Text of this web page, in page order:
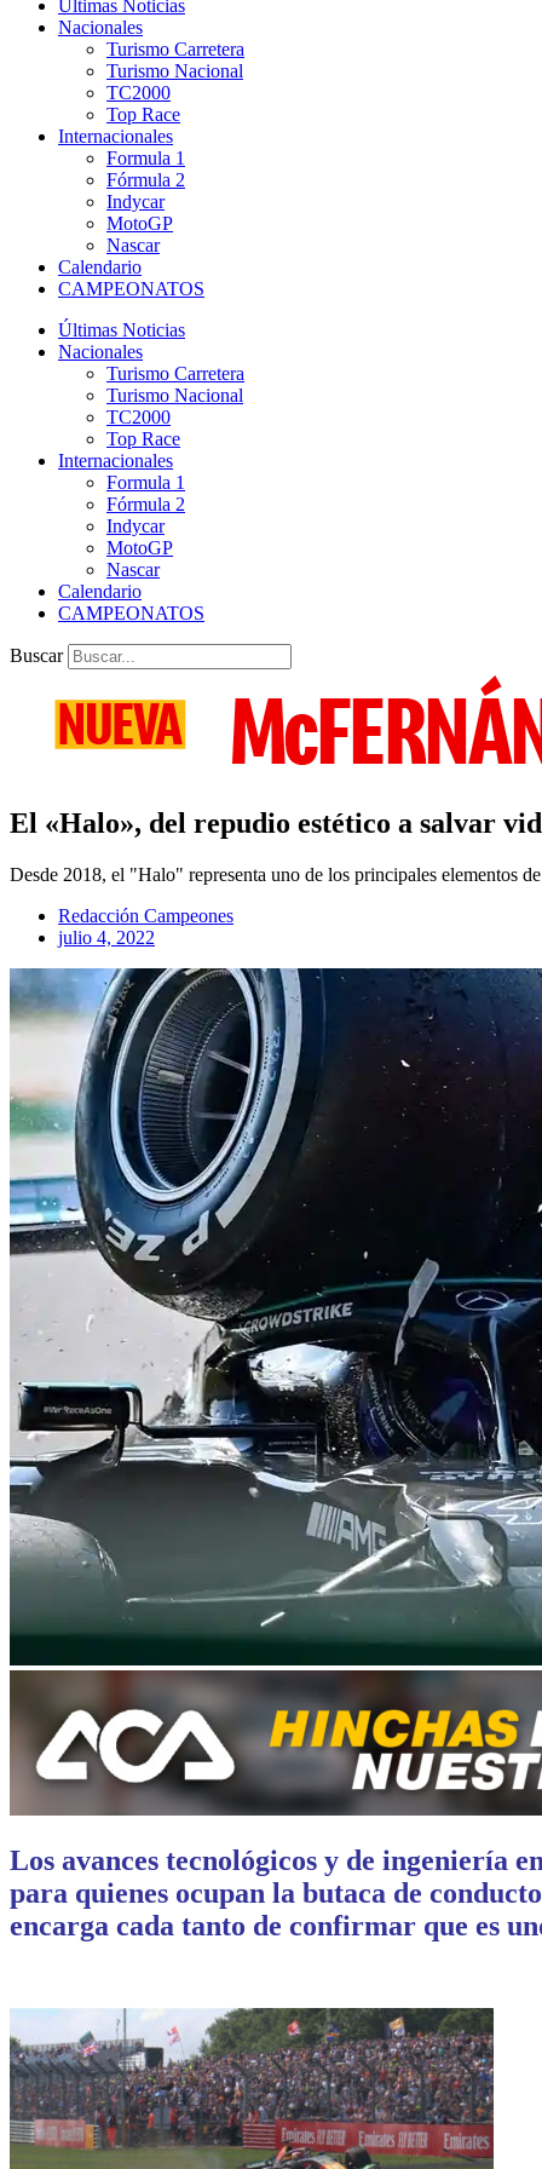
Últimas Noticias
Nacionales
Turismo Carretera
Turismo Nacional
TC2000
Top Race
Internacionales
Formula 1
Fórmula 2
Indycar
MotoGP
Nascar
Calendario
CAMPEONATOS
Últimas Noticias
Nacionales
Turismo Carretera
Turismo Nacional
TC2000
Top Race
Internacionales
Formula 1
Fórmula 2
Indycar
MotoGP
Nascar
Calendario
CAMPEONATOS
Buscar
El «Halo», del repudio estético a salvar
Desde 2018, el "Halo" representa uno de los principales elementos
Redacción Campeones
julio 4, 2022
Los avances tecnológicos y de ingeniería
para quienes ocupan la butaca de
encarga cada tanto de confirmar que es